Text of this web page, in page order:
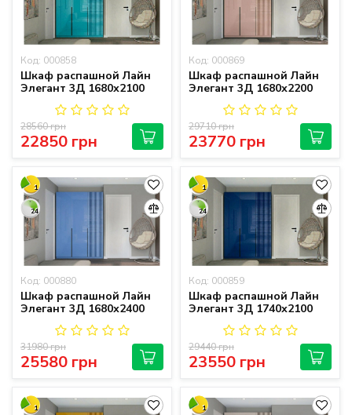
Код: 000858
Шкаф распашной Лайн
Элегант 3Д 1680х2100
22850 грн
28560 грн
Код: 000869
Шкаф распашной Лайн
Элегант 3Д 1680х2200
23770 грн
29710 грн
1
24
Код: 000880
Шкаф распашной Лайн
Элегант 3Д 1680х2400
25580 грн
31980 грн
1
24
Код: 000859
Шкаф распашной Лайн
Элегант 3Д 1740х2100
23550 грн
29440 грн
1 1